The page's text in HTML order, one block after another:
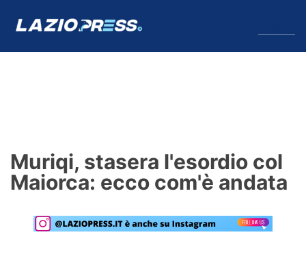
Formello
Primavera
Muriqi, stasera l'esordio col
Maiorca: ecco com'è andata